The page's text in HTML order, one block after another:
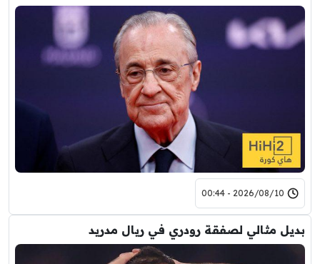
2026/08/10 - 00:44
بديل مثالي لصفقة رودري في ريال مدريد